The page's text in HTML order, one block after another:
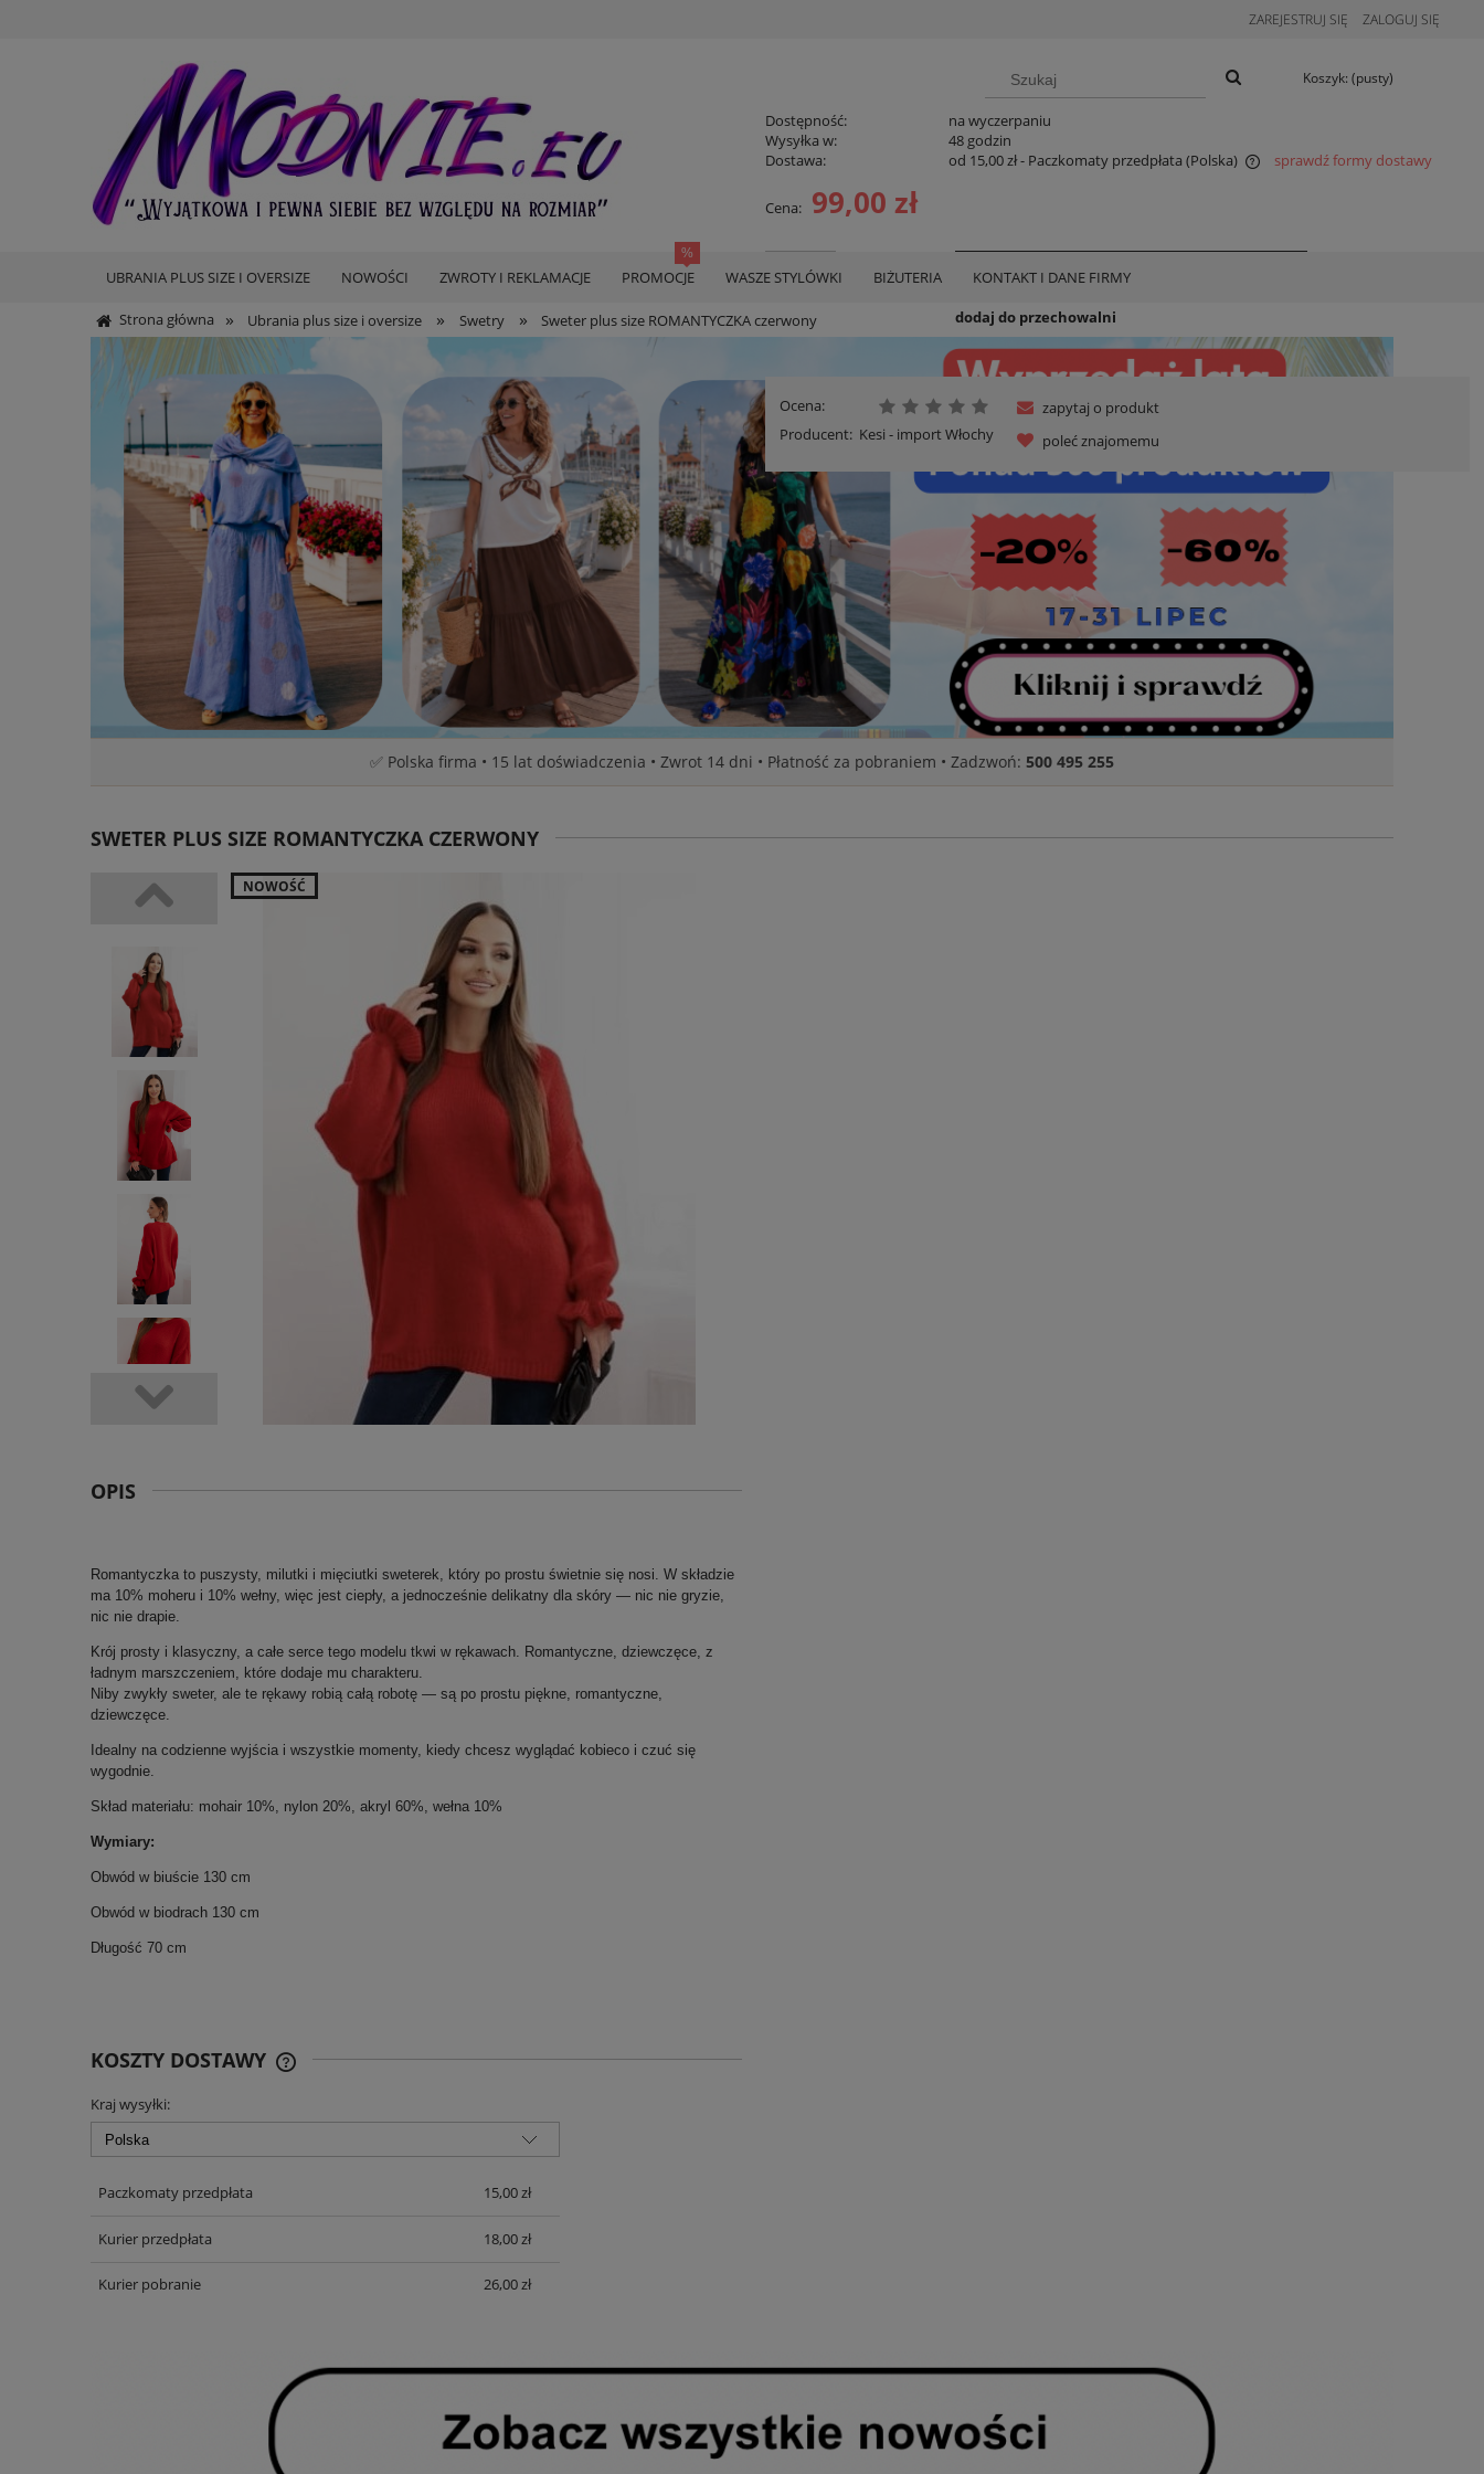
ZAREJESTRUJ SIĘ ZALOGUJ SIĘ
Koszyk: (pusty)
UBRANIA PLUS SIZE I OVERSIZE NOWOŚCI ZWROTY I REKLAMACJE PROMOCJE WASZE STYLÓWKI BIŻUTERIA KONTAKT I DANE FIRMY
Strona główna » Ubrania plus size i oversize » Swetry » Sweter plus size ROMANTYCZKA czerwony
✅ Polska firma • 15 lat doświadczenia • Zwrot 14 dni • Płatność za pobraniem • Zadzwoń: 500 495 255
SWETER PLUS SIZE ROMANTYCZKA CZERWONY
NOWOŚĆ
Dostępność:
na wyczerpaniu
Wysyłka w:
48 godzin
Dostawa:
od 15,00 zł- Paczkomaty przedpłata (Polska) sprawdź formy dostawy
Cena: 99,00 zł
szt. DO KOSZYKA
dodaj do przechowalni
Ocena:
Producent: Kesi - import Włochy
zapytaj o produkt
poleć znajomemu
OPIS
Romantyczka to puszysty, milutki i mięciutki sweterek, który po prostu świetnie się nosi. W składzie
ma 10% moheru i 10% wełny, więc jest ciepły, a jednocześnie delikatny dla skóry — nic nie gryzie,
nic nie drapie.
Krój prosty i klasyczny, a całe serce tego modelu tkwi w rękawach. Romantyczne, dziewczęce, z
ładnym marszczeniem, które dodaje mu charakteru.
Niby zwykły sweter, ale te rękawy robią całą robotę — są po prostu piękne, romantyczne,
dziewczęce.
Idealny na codzienne wyjścia i wszystkie momenty, kiedy chcesz wyglądać kobieco i czuć się
wygodnie.
Skład materiału: mohair 10%, nylon 20%, akryl 60%, wełna 10%
Wymiary:
Obwód w biuście 130 cm
Obwód w biodrach 130 cm
Długość 70 cm
KOSZTY DOSTAWY
CENA NIE ZAWIERA EWENTUALNYCH
Kraj wysyłki:
Paczkomaty przedpłata 15,00 zł
Kurier przedpłata 18,00 zł
Kurier pobranie 26,00 zł